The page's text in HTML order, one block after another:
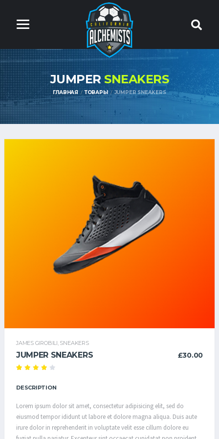
JUMPERSNEAKERS
ГЛАВНАЯ ТОВАРЫ JUMPER SNEAKERS
JAMES GIROBILI, SNEAKERS
JUMPER SNEAKERS
из 5
опроса
пользо
вателя
£30.00
DESCRIPTION
Lorem ipsum dolor sit amet, consectetur adipisicing elit, sed do
eiusmod tempor ididunt ut labore et dolore magna aliqua. Duis aute
irure dolor in reprehenderit in voluptate velit esse cillum dolore eu